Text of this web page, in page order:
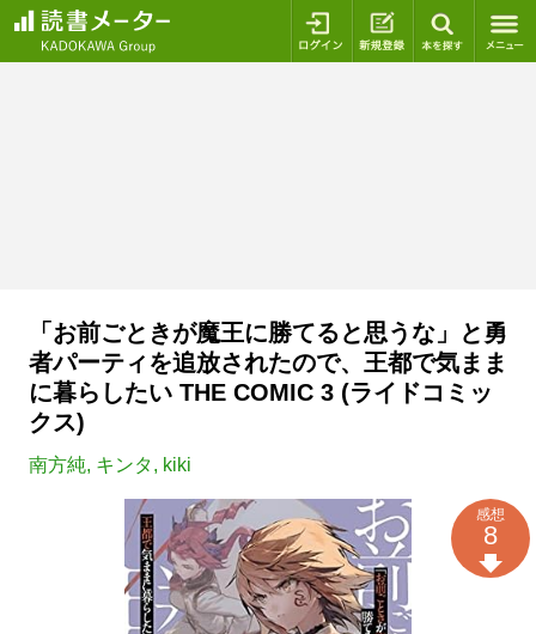
ログイン 新規登録
「お前ごときが魔王に勝てると思うな」と勇
者パーティを追放されたので、王都で気まま
に暮らしたい THE COMIC 3 (ライドコミッ
クス)
南方純, キンタ, kiki
感想
8